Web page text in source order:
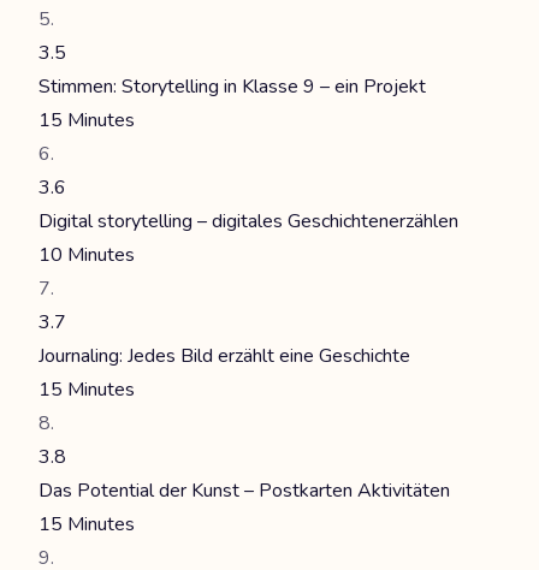
3.5
Stimmen: Storytelling in Klasse 9 – ein Projekt
15 Minutes
3.6
Digital storytelling – digitales Geschichtenerzählen
10 Minutes
3.7
Journaling: Jedes Bild erzählt eine Geschichte
15 Minutes
3.8
Das Potential der Kunst – Postkarten Aktivitäten
15 Minutes